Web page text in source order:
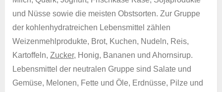
und Nüsse sowie die meisten Obstsorten. Zur Gruppe
der kohlenhydratreichen Lebensmittel zählen
Weizenmehlprodukte, Brot, Kuchen, Nudeln, Reis,
Kartoffeln, Zucker, Honig, Bananen und Ahornsirup.
Lebensmittel der neutralen Gruppe sind Salate und
Gemüse, Melonen, Fette und Öle, Erdnüsse, Pilze und